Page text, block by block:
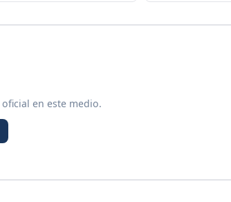
en este medio.